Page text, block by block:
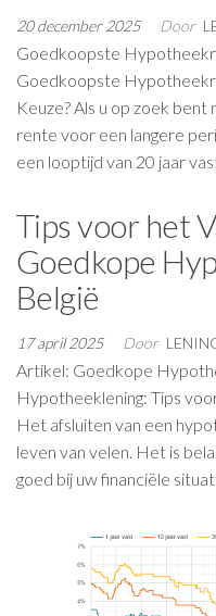
20 december 2025 Door
Goedkoopste
Goedkoopste
Keuze? Als u op zoek
rente voor een langere
een looptijd van 20 jaar
Tips voor het
Goedkope
België
17 april 2025 Door
Artikel: Goedkope
Hypotheeklening: Tips
Het afsluiten van een
leven van velen. Het is
goed bij uw financiële